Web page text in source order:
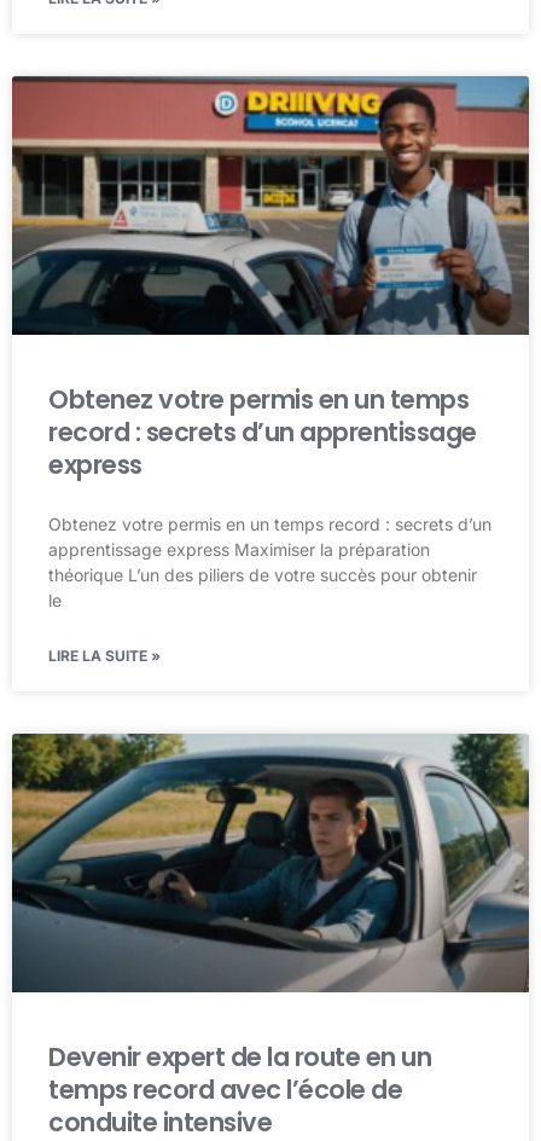
Obtenez votre permis en un temps
record : secrets d’un apprentissage
express
Obtenez votre permis en un temps record : secrets d’un
apprentissage express Maximiser la préparation
théorique L’un des piliers de votre succès pour obtenir
le
LIRE LA SUITE »
Devenir expert de la route en un
temps record avec l’école de
conduite intensive